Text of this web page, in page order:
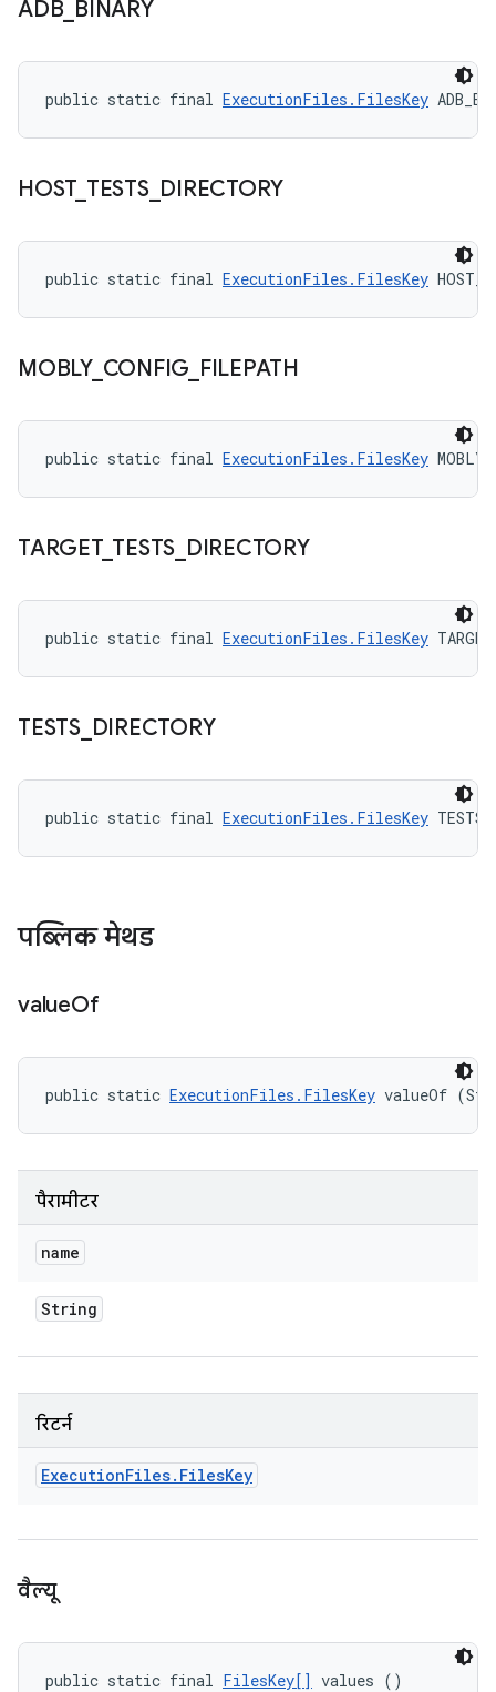
ADB_ BINARY
public static final ExecutionFiles.FilesKey
HOST_ TESTS_ DIRECTORY
public static final ExecutionFiles.FilesKey
MOBLY_ CONFIG FILEPATH
public static final ExecutionFiles.FilesKey
TARGET_ TESTS DIRECTORY
public static final ExecutionFiles.FilesKey
TESTS_ DIRECTORY
public static final ExecutionFiles.FilesKey
पब्लिक मेथड
valueOf
public static ExecutionFiles.FilesKey valueOf
पैरामीटर
name
String
रिटर्न
ExecutionFiles. FilesKey
वैल्यू
public static final FilesKey[] values ()